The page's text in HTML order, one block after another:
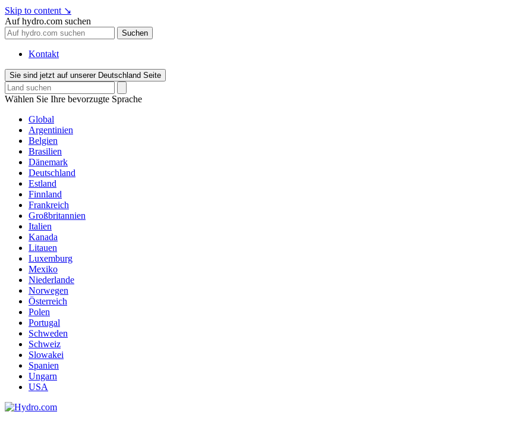
Skip to content ↘
Auf hydro.com suchen
Suchen
Kontakt
Sie sind jetzt auf unserer Deutschland Seite
Wählen Sie Ihre bevorzugte Sprache
Global
Argentinien
Belgien
Brasilien
Dänemark
Deutschland
Estland
Finnland
Frankreich
Großbritannien
Italien
Kanada
Litauen
Luxemburg
Mexiko
Niederlande
Norwegen
Österreich
Polen
Portugal
Schweden
Schweiz
Slowakei
Spanien
Ungarn
USA